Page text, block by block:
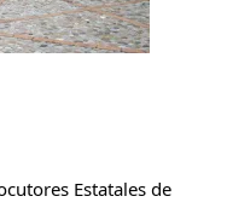
Estatales de